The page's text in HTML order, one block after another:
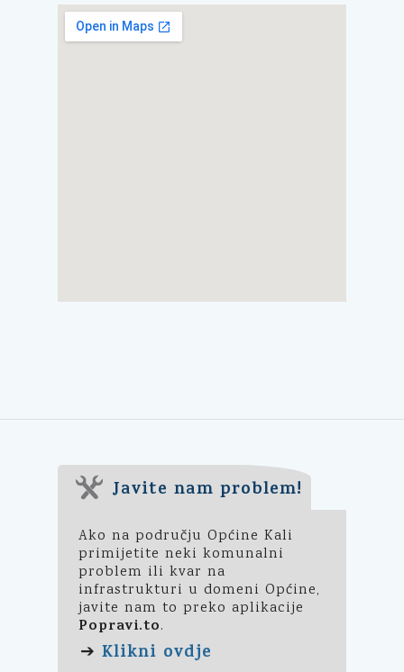
Javite nam problem!
Ako na području Općine Kali
primijetite neki komunalni
problem ili kvar na
infrastrukturi u domeni Općine,
javite nam to preko aplikacije
Popravi.to.
➔ Klikni ovdje